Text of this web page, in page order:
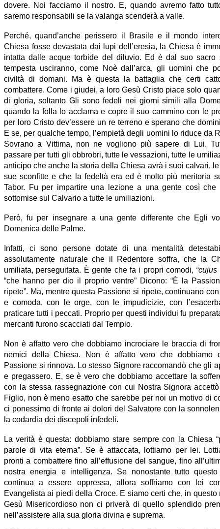
dovere. Noi facciamo il nostro. E, quando avremo fatto
saremo responsabili se la valanga scenderà a valle.
Perché, quand’anche perissero il Brasile e il mondo
Chiesa fosse devastata dai lupi dell’eresia, la Chiesa è
intatta dalle acque torbide del diluvio. Ed è dal suo sacro
tempesta usciranno, come Noè dall’arca, gli uomini che
civiltà di domani. Ma è questa la battaglia che certi
combattere. Come i giudei, a loro Gesù Cristo piace solo
di gloria, soltanto Gli sono fedeli nei giorni simili alla
quando la folla lo acclama e copre il suo cammino con le
per loro Cristo dev’essere un re terreno e sperano che
E se, per qualche tempo, l’empietà degli uomini lo riduce da
Sovrano a Vittima, non ne vogliono più sapere di Lui.
passare per tutti gli obbrobri, tutte le vessazioni, tutte le
anticipo che anche la storia della Chiesa avrà i suoi calvari,
sue sconfitte e che la fedeltà era ed è molto più meritoria
Tabor. Fu per impartire una lezione a una gente così che
sottomise sul Calvario a tutte le umiliazioni.
Però, fu per insegnare a una gente differente che Egli
Domenica delle Palme.
Infatti, ci sono persone dotate di una mentalità
assolutamente naturale che il Redentore soffra, che la
umiliata, perseguitata. È gente che fa i propri comodi,
“che hanno per dio il proprio ventre” Dicono: “È la
ripete”. Ma, mentre questa Passione si ripete, continuano
e comoda, con le orge, con le impudicizie, con
praticare tutti i peccati. Proprio per questi individui fu
mercanti furono scacciati dal Tempio.
Non è affatto vero che dobbiamo incrociare le braccia di
nemici della Chiesa. Non è affatto vero che dobbiamo
Passione si rinnova. Lo stesso Signore raccomandò che gli
e pregassero. E, se è vero che dobbiamo accettare la
con la stessa rassegnazione con cui Nostra Signora
Figlio, non è meno esatto che sarebbe per noi un motivo di
ci ponessimo di fronte ai dolori del Salvatore con la
la codardia dei discepoli infedeli.
La verità è questa: dobbiamo stare sempre con la Chiesa
parole di vita eterna”. Se è attaccata, lottiamo per lei.
pronti a combattere fino all’effusione del sangue, fino
nostra energia e intelligenza. Se nonostante tutto
continua a essere oppressa, allora soffriamo con lei
Evangelista ai piedi della Croce. E siamo certi che, in questo
Gesù Misericordioso non ci priverà di quello splendido
nell’assistere alla sua gloria divina e suprema.